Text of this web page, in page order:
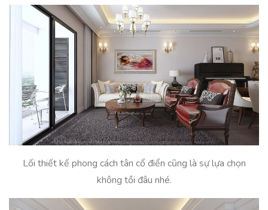
Lối thiết kế phong cách tân cổ điển cũng là sự lựa chọn
không tồi đâu nhé.